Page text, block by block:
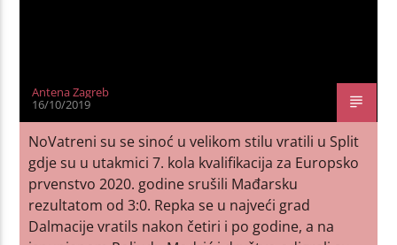
Antena Zagreb
16/10/2019
NoVatreni su se sinoć u velikom stilu vratili u Split
gdje su u utakmici 7. kola kvalifikacija za Europsko
prvenstvo 2020. godine srušili Mađarsku
rezultatom od 3:0. Repka se u najveći grad
Dalmacije vratils nakon četiri i po godine, a na